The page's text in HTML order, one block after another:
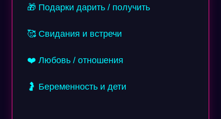
🎁 Подарки дарить / получить
🥰 Свидания и встречи
❤️ Любовь / отношения
🤰 Беременность и дети